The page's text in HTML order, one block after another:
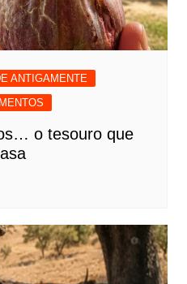
ANTIGAMENTE
o tesouro que